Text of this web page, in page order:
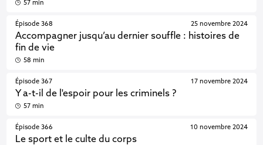
57 min
Épisode 368
Accompagner jusqu’au dernier souffle : histoires de
fin de vie
25 novembre 2024
58 min
Épisode 367
Y a-t-il de l'espoir pour les criminels ?
17 novembre 2024
57 min
Épisode 366
Le sport et le culte du corps
10 novembre 2024